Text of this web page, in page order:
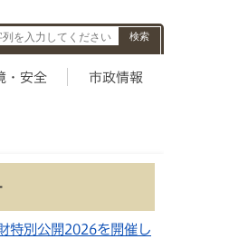
・安全 市政情報
特別公開2026を開催し